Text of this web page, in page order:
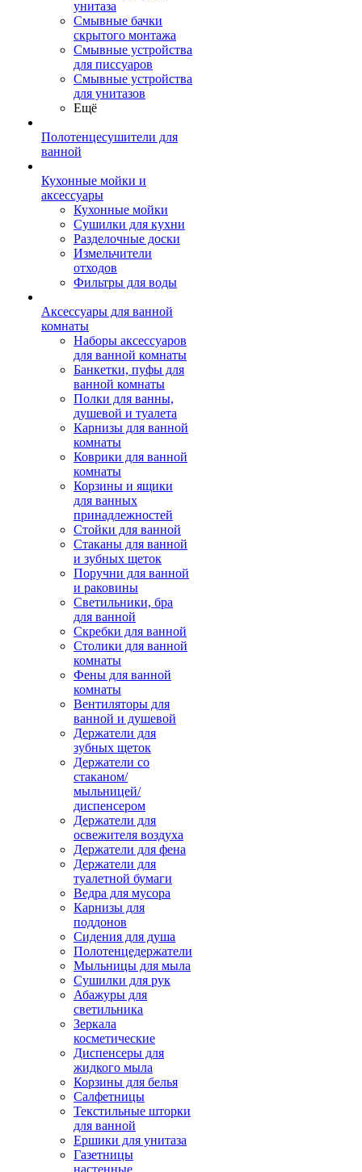
унитаза
Смывные бачки
скрытого монтажа
Смывные устройства
для писсуаров
Смывные устройства
для унитазов
Ещё
Полотенцесушители для
ванной
Кухонные мойки и
аксессуары
Кухонные мойки
Сушилки для кухни
Разделочные доски
Измельчители
отходов
Фильтры для воды
Аксессуары для ванной
комнаты
Наборы аксессуаров
для ванной комнаты
Банкетки, пуфы для
ванной комнаты
Полки для ванны,
душевой и туалета
Карнизы для ванной
комнаты
Коврики для ванной
комнаты
Корзины и ящики
для ванных
принадлежностей
Стойки для ванной
Стаканы для ванной
и зубных щеток
Поручни для ванной
и раковины
Светильники, бра
для ванной
Скребки для ванной
Столики для ванной
комнаты
Фены для ванной
комнаты
Вентиляторы для
ванной и душевой
Держатели для
зубных щеток
Держатели со
стаканом/
мыльницей/
диспенсером
Держатели для
освежителя воздуха
Держатели для фена
Держатели для
туалетной бумаги
Ведра для мусора
Карнизы для
поддонов
Сидения для душа
Полотенцедержатели
Мыльницы для мыла
Сушилки для рук
Абажуры для
светильника
Зеркала
косметические
Диспенсеры для
жидкого мыла
Корзины для белья
Салфетницы
Текстильные шторки
для ванной
Ершики для унитаза
Газетницы
настенные